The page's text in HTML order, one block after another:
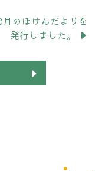
のほけんだよりを
発行しました。